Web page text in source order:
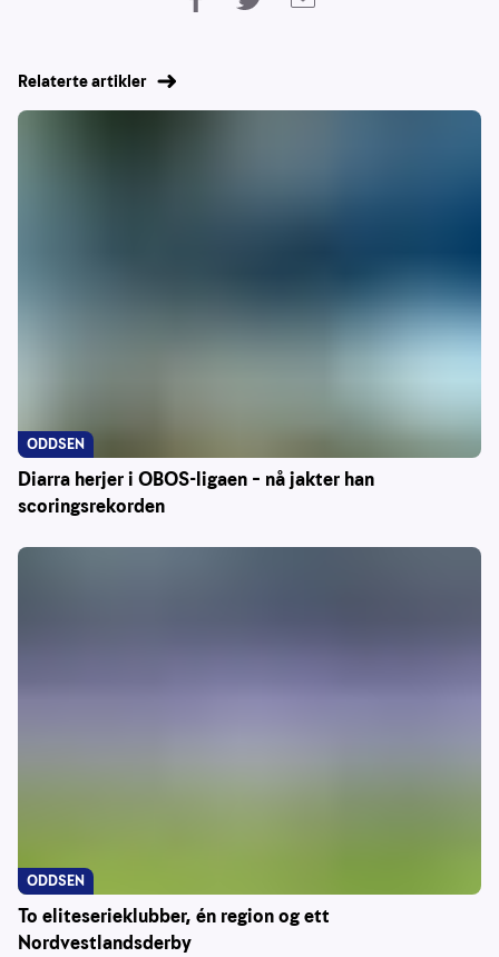
Relaterte artikler
Diarra herjer i OBOS-ligaen – nå jakter han
scoringsrekorden
ODDSEN
To eliteserieklubber, én region og ett
Nordvestlandsderby
ODDSEN